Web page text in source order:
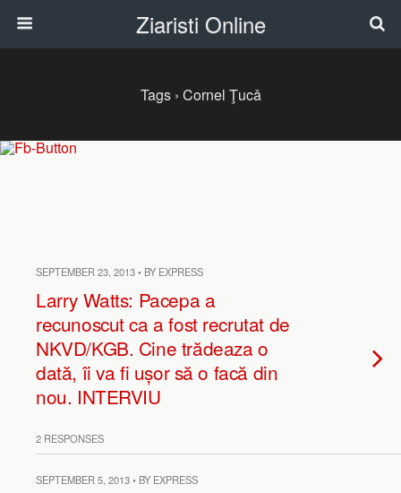
Ziaristi Online
Tags › Cornel Ţucǎ
SEPTEMBER 23, 2013 • BY EXPRESS
Larry Watts: Pacepa a
recunoscut ca a fost recrutat de
NKVD/KGB. Cine trădeaza o
dată, îi va fi ușor să o facă din
nou. INTERVIU
2 RESPONSES
SEPTEMBER 5, 2013 • BY EXPRESS